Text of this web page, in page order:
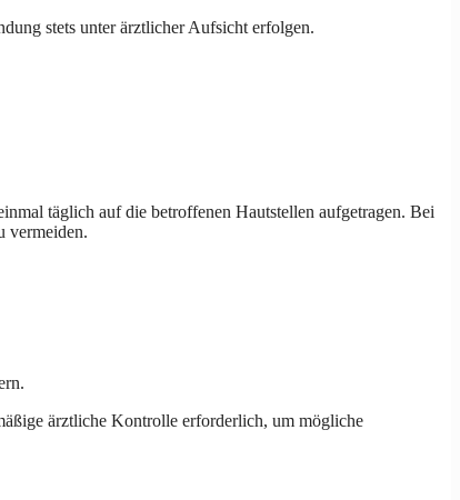
stets unter ärztlicher Aufsicht erfolgen.
täglich auf die betroffenen Hautstellen aufgetragen. Bei
vermeiden.
ärztliche Kontrolle erforderlich, um mögliche